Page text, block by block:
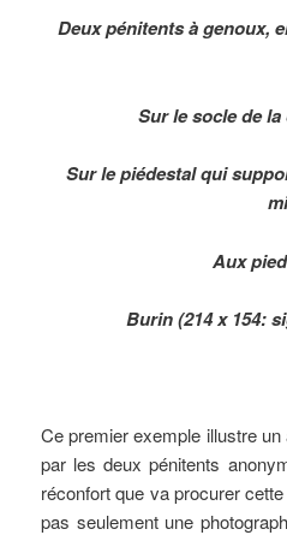
Deux pénitents à genoux,
Sur le socle de
Sur le piédestal qui
Aux
Burin (214 x 154:
Ce premier exemple illustre
par les deux pénitents
réconfort que va procurer
pas seulement une